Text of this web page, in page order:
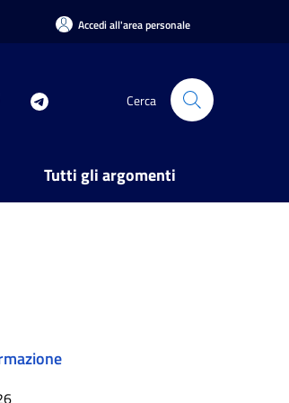
Accedi all'area personale
Cerca
Tutti gli argomenti